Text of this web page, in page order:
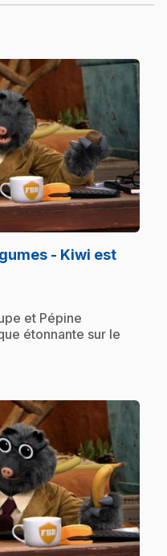
- Kiwi est
et Pépine
étonnante sur le